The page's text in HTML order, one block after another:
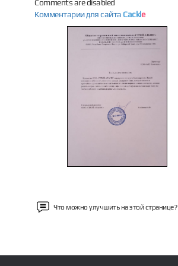
Comments are disabled
Комментарии для сайта Cackle
Что можно улучшить на этой странице?